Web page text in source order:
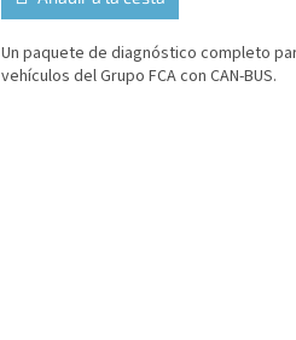
Un paquete de diagnóstico completo
vehículos del Grupo FCA con CAN-BUS.